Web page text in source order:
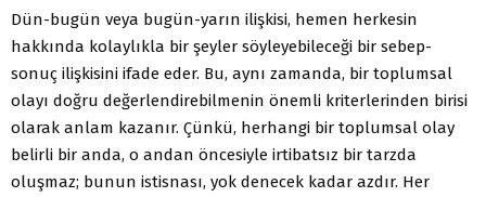
Dün-bugün veya bugün-yarın ilişkisi, hemen herkesin
hakkında kolaylıkla bir şeyler söyleyebileceği bir sebep-
sonuç ilişkisini ifade eder. Bu, aynı zamanda, bir toplumsal
olayı doğru değerlendirebilmenin önemli kriterlerinden birisi
olarak anlam kazanır. Çünkü, herhangi bir toplumsal olay
belirli bir anda, o andan öncesiyle irtibatsız bir tarzda
oluşmaz; bunun istisnası, yok denecek kadar azdır. Her